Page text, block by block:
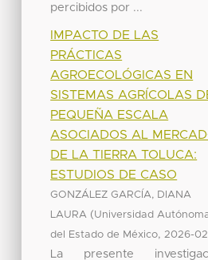
percibidos por ...
IMPACTO DE LAS
PRÁCTICAS
AGROECOLÓGICAS EN
SISTEMAS AGRÍCOLAS
PEQUEÑA ESCALA
ASOCIADOS AL
DE LA TIERRA TOLUCA:
ESTUDIOS DE CASO
GONZÁLEZ GARCÍA, DIANA
LAURA (Universidad
del Estado de México, 2026-02
La presente